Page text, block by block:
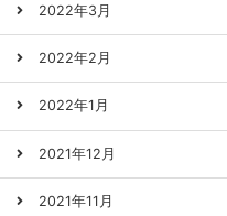
2022年3月
2022年2月
2022年1月
2021年12月
2021年11月